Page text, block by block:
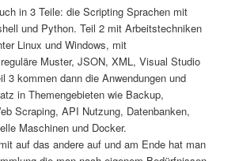
in 3 Teile: die Scripting Sprachen mit
und Python. Teil 2 mit Arbeitstechniken
Linux und Windows, mit
Muster, JSON, XML, Visual Studio
3 kommen dann die Anwendungen und
in Themengebieten wie Backup,
Scraping, API Nutzung, Datenbanken,
Maschinen und Docker.
auf das andere auf und am Ende hat man